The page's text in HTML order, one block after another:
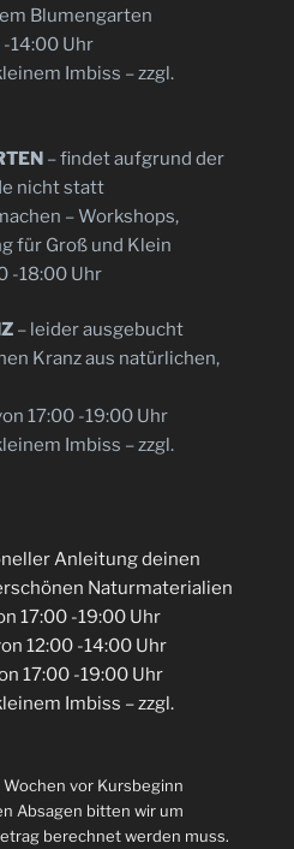
Blumengarten
-14:00 Uhr
Imbiss – zzgl.
– findet aufgrund der
nicht statt
– Workshops,
für Groß und Klein
-18:00 Uhr
– leider ausgebucht
Kranz aus natürlichen,
17:00 -19:00 Uhr
Imbiss – zzgl.
Anleitung deinen
Naturmaterialien
17:00 -19:00 Uhr
12:00 -14:00 Uhr
17:00 -19:00 Uhr
Imbiss – zzgl.
vor Kursbeginn
Absagen bitten wir um
berechnet werden muss.